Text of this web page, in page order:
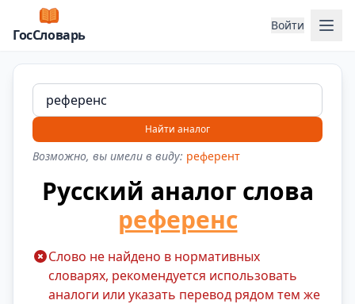
ГосСловарь
Войти
Найти аналог
Возможно, вы имели в виду: референт
Русский аналог слова
референс
Слово не найдено в нормативных
словарях, рекомендуется использовать
аналоги или указать перевод рядом тем же